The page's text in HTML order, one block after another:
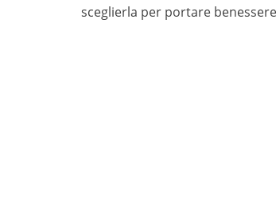
sceglierla per portare